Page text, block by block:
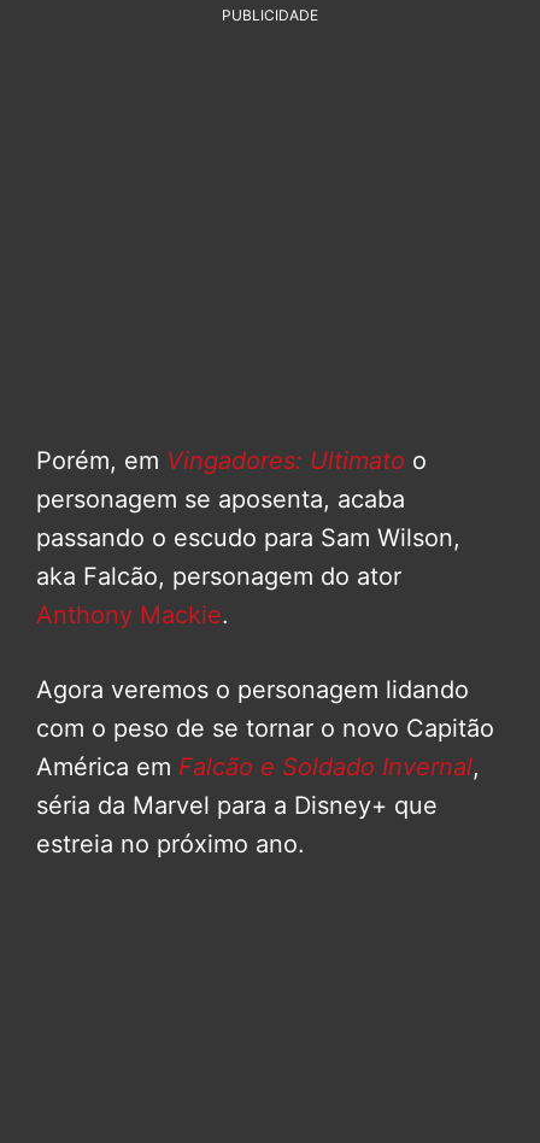
PUBLICIDADE
Porém, em Vingadores: Ultimato o
personagem se aposenta, acaba
passando o escudo para Sam Wilson,
aka Falcão, personagem do ator
Anthony Mackie.
Agora veremos o personagem lidando
com o peso de se tornar o novo Capitão
América em Falcão e Soldado Invernal,
séria da Marvel para a Disney+ que
estreia no próximo ano.